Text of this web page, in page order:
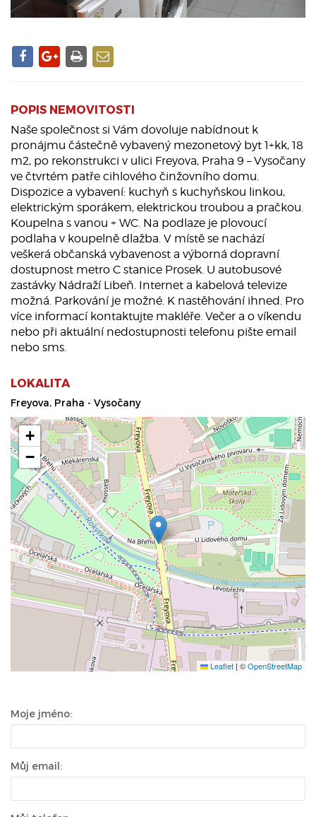
POPIS NEMOVITOSTI
Naše společnost si Vám dovoluje nabídnout k
pronájmu částečně vybavený mezonetový byt 1+kk, 18
m2, po rekonstrukci v ulici Freyova, Praha 9 – Vysočany
ve čtvrtém patře cihlového činžovního domu.
Dispozice a vybavení: kuchyň s kuchyňskou linkou,
elektrickým sporákem, elektrickou troubou a pračkou.
Koupelna s vanou + WC. Na podlaze je plovoucí
podlaha v koupelně dlažba. V místě se nachází
veškerá občanská vybavenost a výborná dopravní
dostupnost metro C stanice Prosek. U autobusové
zastávky Nádraží Libeň. Internet a kabelová televize
možná. Parkování je možné. K nastěhování ihned. Pro
více informací kontaktujte makléře. Večer a o víkendu
nebo při aktuální nedostupnosti telefonu pište email
nebo sms.
LOKALITA
Freyova, Praha - Vysočany
+
−
Leaflet | ©OpenStreetMap
Moje jméno:
Můj email: